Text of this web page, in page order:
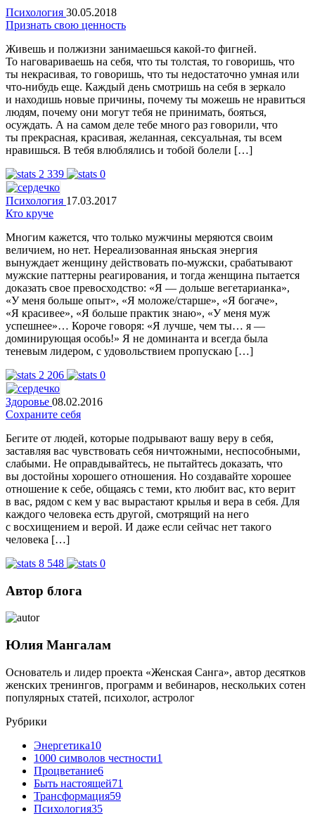
Психология 30.05.2018
Признать свою ценность
Живешь и полжизни занимаешься какой-то фигней.
То наговариваешь на себя, что ты толстая, то говоришь, что
ты некрасивая, то говоришь, что ты недостаточно умная или
что-нибудь еще. Каждый день смотришь на себя в зеркало
и находишь новые причины, почему ты можешь не нравиться
людям, почему они могут тебя не принимать, бояться,
осуждать. А на самом деле тебе много раз говорили, что
ты прекрасная, красивая, желанная, сексуальная, ты всем
нравишься. В тебя влюблялись и тобой болели […]
2 339
0
Психология 17.03.2017
Кто круче
Многим кажется, что только мужчины меряются своим
величием, но нет. Нереализованная яньская энергия
вынуждает женщину действовать по-мужски, срабатывают
мужские паттерны реагирования, и тогда женщина пытается
доказать свое превосходство: «Я — дольше вегетарианка»,
«У меня больше опыт», «Я моложе/старше», «Я богаче»,
«Я красивее», «Я больше практик знаю», «У меня муж
успешнее»… Короче говоря: «Я лучше, чем ты… я —
доминирующая особь!» Я не доминанта и всегда была
теневым лидером, с удовольствием пропускаю […]
2 206
0
Здоровье 08.02.2016
Сохраните себя
Бегите от людей, которые подрывают вашу веру в себя,
заставляя вас чувствовать себя ничтожными, неспособными,
слабыми. Не оправдывайтесь, не пытайтесь доказать, что
вы достойны хорошего отношения. Но создавайте хорошее
отношение к себе, общаясь с теми, кто любит вас, кто верит
в вас, рядом с кем у вас вырастают крылья и вера в себя. Для
каждого человека есть другой, смотрящий на него
с восхищением и верой. И даже если сейчас нет такого
человека […]
8 548
0
Автор блога
Юлия Мангалам
Основатель и лидер проекта «Женская Санга», автор десятков
женских тренингов, программ и вебинаров, нескольких сотен
популярных статей, психолог, астролог
Рубрики
Энергетика10
1000 символов честности1
Процветание6
Быть настоящей71
Трансформация59
Психология35